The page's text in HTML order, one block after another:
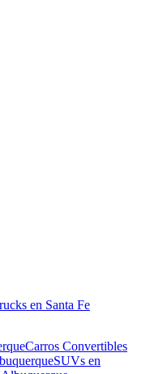
en Santa Fe
Carros Convertibles
SUVs en